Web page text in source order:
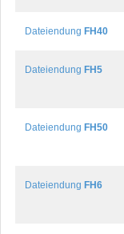
Dateiendung FH40
Dateiendung FH5
Dateiendung FH50
Dateiendung FH6